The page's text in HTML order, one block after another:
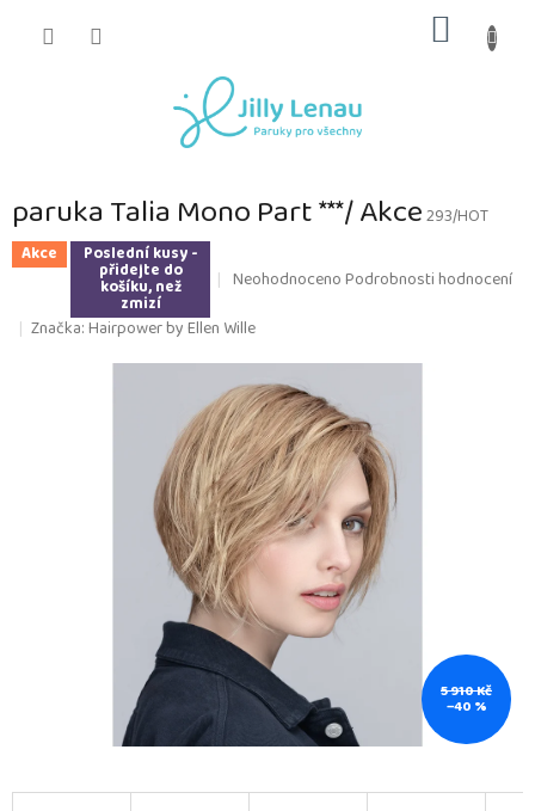
KOŠÍK
paruka Talia Mono Part ***/ Akce293/HOT
Akce Poslední kusy -
přidejte do
košíku, než
zmizí
Průměrné
produktu
0,0
z
5
hvězdiček.
NeohodnocenoPodrobnosti hodnocení
Značka:Hairpower by Ellen Wille
5 910 Kč
–40 %